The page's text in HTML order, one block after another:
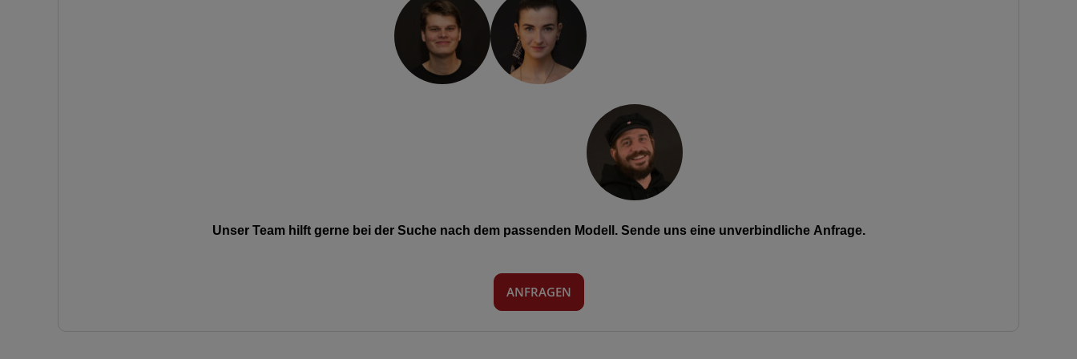
Unser Team hilft gerne bei der Suche nach dem passenden Modell. Sende uns eine unverbindliche Anfrage.
ANFRAGEN